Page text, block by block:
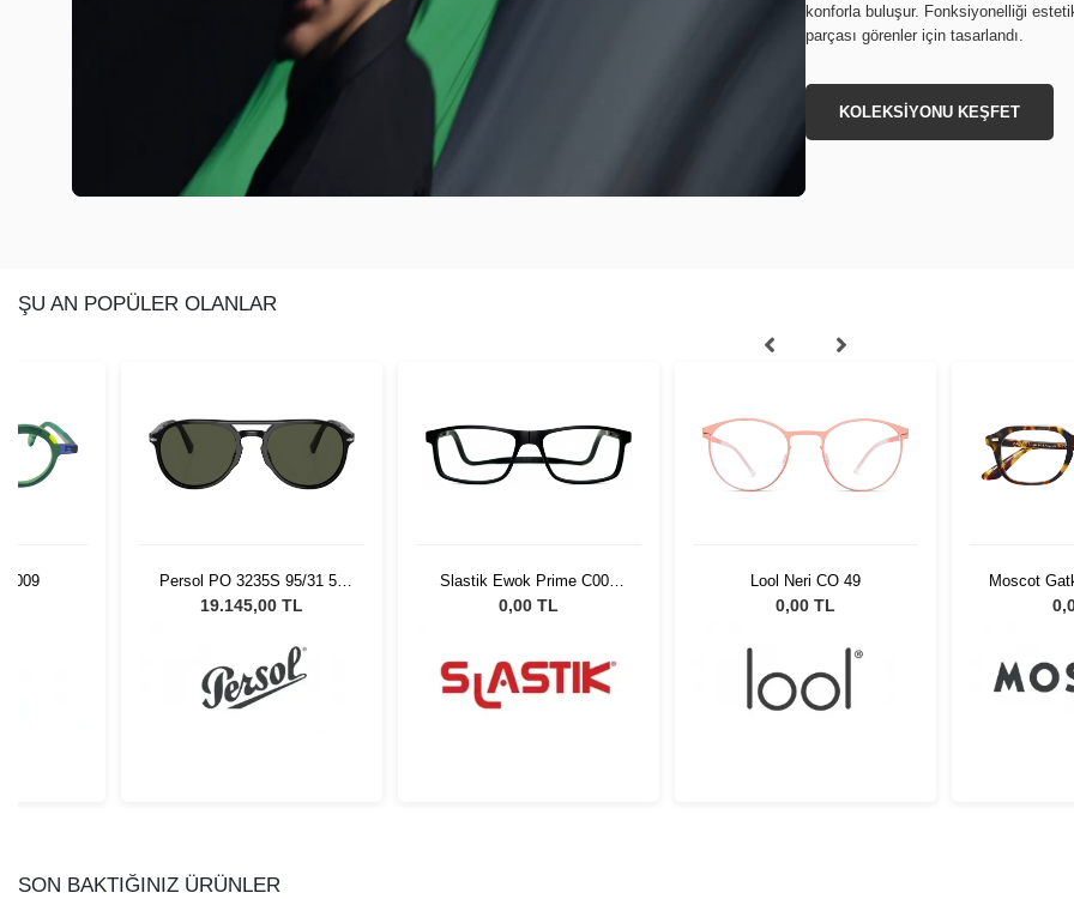
konforla buluşur. Fonksiyonelliği
parçası görenler için tasarlandı.
KOLEKSİYONU KEŞFET
ŞU AN POPÜLER OLANLAR
009
Persol PO 3235S 95/31 55
Unisex Güneş Gözlüğü
19.145,00 TL
Slastik Ewok Prime C001
Opt
0,00 TL
Lool Neri CO 49
0,00 TL
Moscot
SON BAKTIĞINIZ ÜRÜNLER